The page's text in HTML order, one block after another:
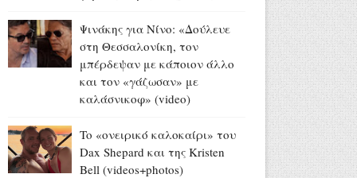
Αύγουστος 06, 2026
Γιάννης Φακίνος για
«Λογαριασμό» και Κατερίνα
Λιόλιου: «Δεν το είχαμε κάνει
(videos)
Αύγουστος 06, 2026
Ψινάκης για Νίνο: «Δούλευε
στη Θεσσαλονίκη, τον
μπέρδεψαν με κάποιον άλλο
και τον «γάζωσαν» με
καλάσνικοφ» (video)
To «ονειρικό καλοκαίρι» του
Dax Shepard και της Kristen
Bell (videos+photos)